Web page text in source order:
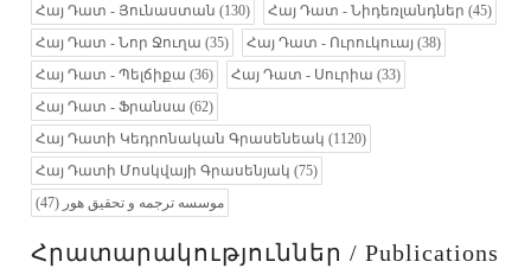
Հայ Դատ - Յունաստան (130) Հայ Դատ - Նիդեռլանդներ (45)
Հայ Դատ - Նոր Ջուղա (35) Հայ Դատ - Ուրուկուայ (38)
Հայ Դատ - Պելճիքա (36) Հայ Դատ - Սուրիա (33)
Հայ Դատ - Ֆրանսա (62)
Հայ Դատի Կեդրոնական Գրասենեակ (1120)
Հայ Դատի Մոսկվայի Գրասենյակ (75)
موسسه ترجمه و تحقیق هور (47)
Հրատարակություններ / Publications